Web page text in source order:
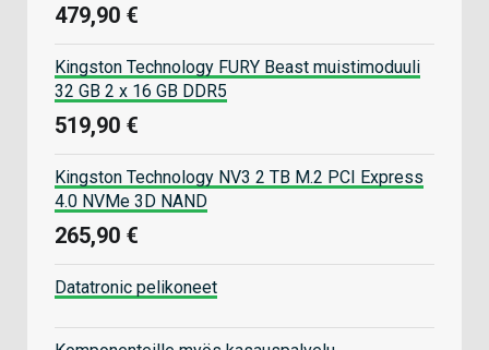
479,90 €
Kingston Technology FURY Beast muistimoduuli
32 GB 2 x 16 GB DDR5
519,90 €
Kingston Technology NV3 2 TB M.2 PCI Express
4.0 NVMe 3D NAND
265,90 €
Datatronic pelikoneet